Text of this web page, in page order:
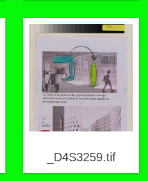
_D4S3259.tif